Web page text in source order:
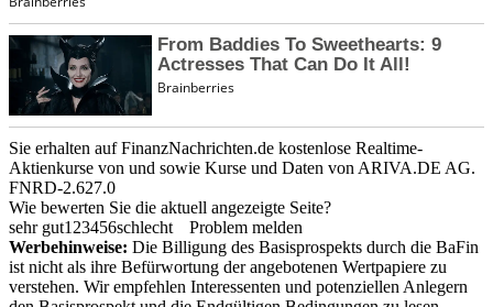
Sie erhalten auf FinanzNachrichten.de kostenlose Realtime-
Aktienkurse von und sowie Kurse und Daten von ARIVA.DE AG.
FNRD-2.627.0
Wie bewerten Sie die aktuell angezeigte Seite?
sehr gut1 23456schlecht
Problem melden
Werbehinweise: Die Billigung des Basisprospekts durch die BaFin
ist nicht als ihre Befürwortung der angebotenen Wertpapiere zu
verstehen. Wir empfehlen Interessenten und potenziellen Anlegern